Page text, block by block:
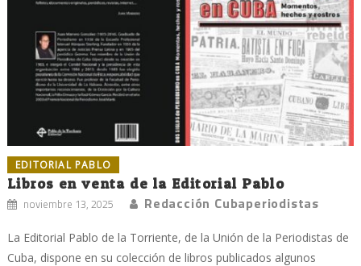
EDITORIAL PABLO
Libros en venta de la Editorial Pablo
noviembre 13, 2025 Redacción Cubaperiodistas
La Editorial Pablo de la Torriente, de la Unión de la Periodistas de
Cuba, dispone en su colección de libros publicados algunos